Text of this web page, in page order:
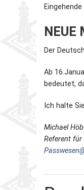
Der
Ab
bedeutet,
Ich halte
Michael
Referent für